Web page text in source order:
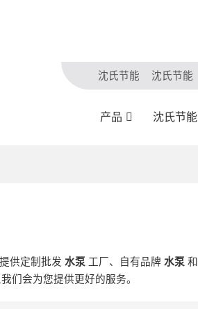
沈氏节能 沈氏节能
产品 沈氏节能
供定制批发 水泵工厂、自有品牌 水泵和
们会为您提供更好的服务。